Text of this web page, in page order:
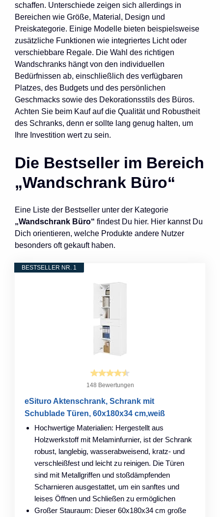
schaffen. Unterschiede zeigen sich allerdings in
Bereichen wie Größe, Material, Design und
Preiskategorie. Einige Modelle bieten beispielsweise
zusätzliche Funktionen wie integriertes Licht oder
verschiebbare Regale. Die Wahl des richtigen
Wandschranks hängt von den individuellen
Bedürfnissen ab, einschließlich des verfügbaren
Platzes, des Budgets und des persönlichen
Geschmacks sowie des Dekorationsstils des Büros.
Achten Sie beim Kauf auf die Qualität und Robustheit
des Schranks, denn er sollte lang genug halten, um
Ihre Investition wert zu sein.
Die Bestseller im Bereich
„Wandschrank Büro“
Eine Liste der Bestseller unter der Kategorie
„Wandschrank Büro“ findest Du hier. Hier kannst Du
Dich orientieren, welche Produkte andere Nutzer
besonders oft gekauft haben.
BESTSELLER NR. 1
148 Bewertungen
eSituro Aktenschrank, Schrank mit
Schublade Türen, 60x180x34 cm,weiß
Hochwertige Materialien: Hergestellt aus
Holzwerkstoff mit Melaminfurnier, ist der Schrank
robust, langlebig, wasserabweisend, kratz- und
verschleißfest und leicht zu reinigen. Die Türen
sind mit Metallgriffen und stoßdämpfenden
Scharnieren ausgestattet, um ein sanftes und
leises Öffnen und Schließen zu ermöglichen
Großer Stauraum: Dieser 60x180x34 cm große